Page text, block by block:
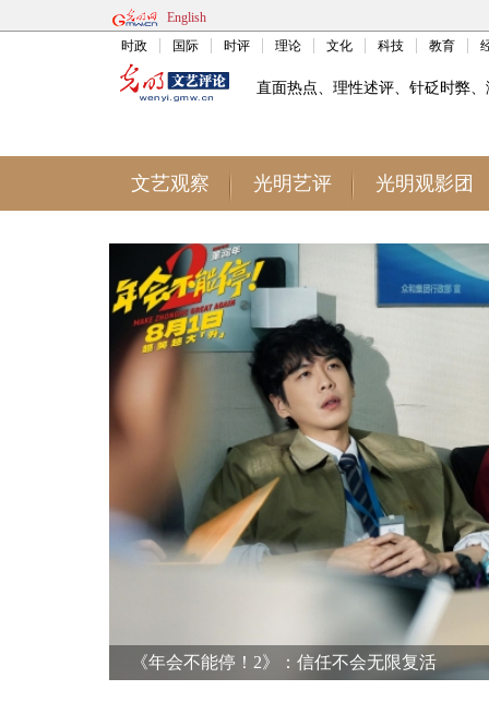
English
时政
国际 时评 理论 文化 科技 教育
直面热点、理性述评、针砭时弊
文艺观察 光明艺评 光明观影团
《年会不能停！2》：信任不会无限复活